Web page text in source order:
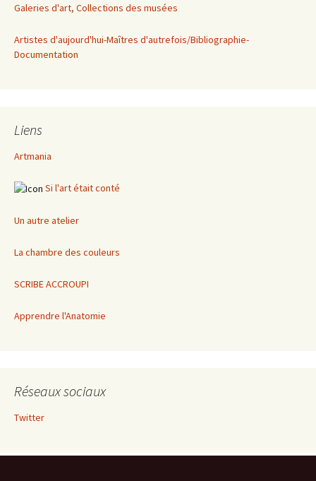
Galeries d'art, Collections des musées
Artistes d'aujourd'hui-Maîtres d'autrefois/Bibliographie-
Documentation
Liens
Artmania
Si l'art était conté
Un autre atelier
La chambre des couleurs
SCRIBE ACCROUPI
Apprendre l'Anatomie
Réseaux sociaux
Twitter